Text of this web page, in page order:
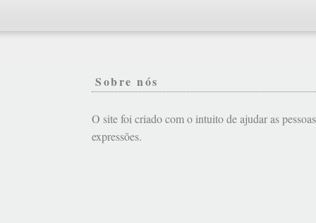
Sobre nós
O site foi criado com o intuito de ajudar as
expressões.